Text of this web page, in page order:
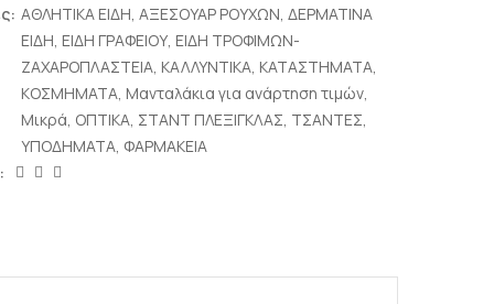
ΑΘΛΗΤΙΚΑ ΕΙΔΗ, ΑΞΕΣΟΥΑΡ ΡΟΥΧΩΝ, ΔΕΡΜΑΤΙΝΑ
ΕΙΔΗ, ΕΙΔΗ ΓΡΑΦΕΙΟΥ, ΕΙΔΗ ΤΡΟΦΙΜΩΝ-
ΖΑΧΑΡΟΠΛΑΣΤΕΙΑ, ΚΑΛΛΥΝΤΙΚΑ, ΚΑΤΑΣΤΗΜΑΤΑ,
ΚΟΣΜΗΜΑΤΑ, Μανταλάκια για ανάρτηση τιμών,
Μικρά, ΟΠΤΙΚΑ, ΣΤΑΝΤ ΠΛΕΞΙΓΚΛΑΣ, ΤΣΑΝΤΕΣ,
ΥΠΟΔΗΜΑΤΑ, ΦΑΡΜΑΚΕΙΑ